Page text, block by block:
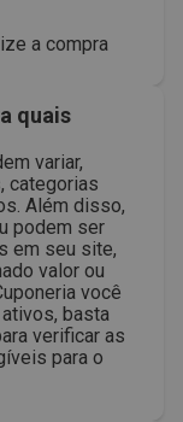
a compra
quais
variar,
categorias
Além disso,
podem ser
em seu site,
valor ou
você
basta
verificar as
para o